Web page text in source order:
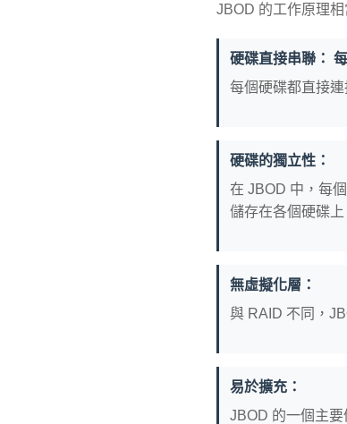
JBOD 的工作原理相
硬碟直接串聯： 每
每個硬碟都直接
硬碟的獨立性：
在 JBOD 中，每
儲存在各個硬碟上
無虛擬化層：
與 RAID 不同，
易於擴充：
JBOD 的一個主